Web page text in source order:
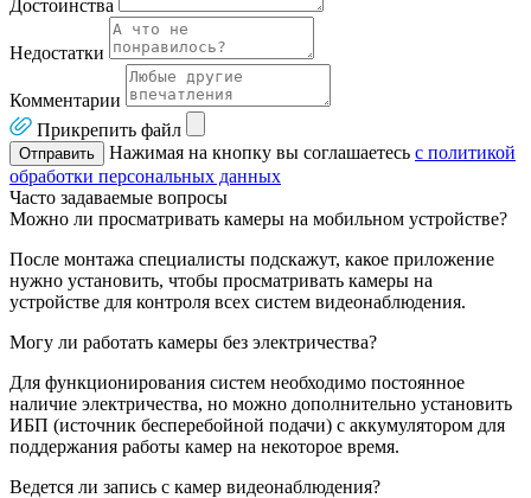
Достоинства
Недостатки
Комментарии
Прикрепить файл
Отправить Нажимая на кнопку вы соглашаетесь с политикой
обработки персональных данных
Часто задаваемые вопросы
Можно ли просматривать камеры на мобильном устройстве?
После монтажа специалисты подскажут, какое приложение
нужно установить, чтобы просматривать камеры на
устройстве для контроля всех систем видеонаблюдения.
Могу ли работать камеры без электричества?
Для функционирования систем необходимо постоянное
наличие электричества, но можно дополнительно установить
ИБП (источник бесперебойной подачи) с аккумулятором для
поддержания работы камер на некоторое время.
Ведется ли запись с камер видеонаблюдения?